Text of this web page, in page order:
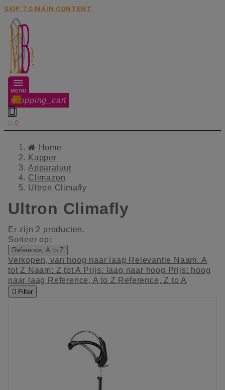
SKIP TO MAIN CONTENT
MENU
shopping_cart
0

 0
Home
Kapper
Apparatuur
Climazon
Ultron Climafly
Ultron Climafly
Er zijn 2 producten.
Sorteer op:
Reference, A to Z
Verkopen, van hoog naar laag Relevantie Naam: A
tot Z Naam: Z tot A Prijs: laag naar hoog Prijs: hoog
naar laag Reference, A to Z Reference, Z to A
 Filter